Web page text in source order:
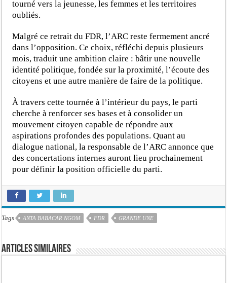
tourné vers la jeunesse, les femmes et les territoires
oubliés.
Malgré ce retrait du FDR, l’ARC reste fermement ancré
dans l’opposition. Ce choix, réfléchi depuis plusieurs
mois, traduit une ambition claire : bâtir une nouvelle
identité politique, fondée sur la proximité, l’écoute des
citoyens et une autre manière de faire de la politique.
À travers cette tournée à l’intérieur du pays, le parti
cherche à renforcer ses bases et à consolider un
mouvement citoyen capable de répondre aux
aspirations profondes des populations. Quant au
dialogue national, la responsable de l’ARC annonce que
des concertations internes auront lieu prochainement
pour définir la position officielle du parti.
Tags ANTA BABACAR NGOM FDR GRANDE UNE
Articles similaires